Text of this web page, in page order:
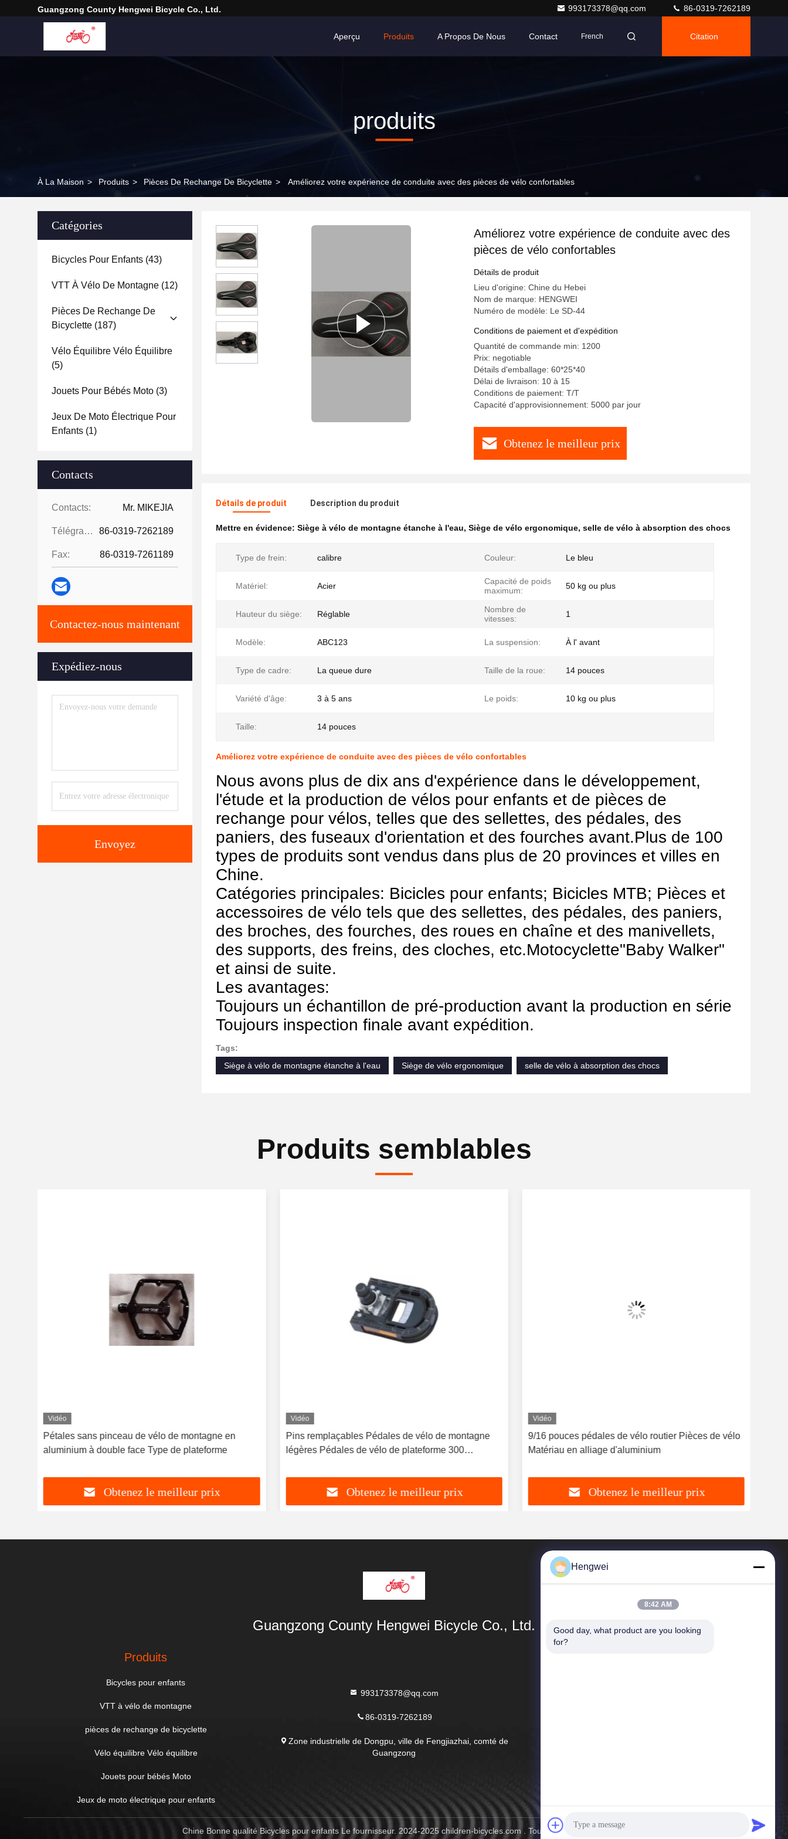
Guangzong County Hengwei Bicycle Co., Ltd. 993173378@qq.com 86-0319-7262189
Aperçu Produits A Propos De Nous Contact French Citation
produits
À La Maison > Produits > Pièces De Rechange De Bicyclette > Améliorez votre expérience de conduite avec des pièces de vélo confortables
Catégories
Bicycles Pour Enfants (43)
VTT À Vélo De Montagne (12)
Pièces De Rechange De
Bicyclette (187)
Vélo Équilibre Vélo Équilibre
(5)
Jouets Pour Bébés Moto (3)
Jeux De Moto Électrique Pour
Enfants (1)
Contacts
Contacts: Mr. MIKEJIA
Télégramme: 86-0319-7262189
Fax: 86-0319-7261189
Contactez-nous maintenant
Expédiez-nous
Envoyez
Améliorez votre expérience de conduite avec des
pièces de vélo confortables
Détails de produit
Lieu d'origine: Chine du Hebei
Nom de marque: HENGWEI
Numéro de modèle: Le SD-44
Conditions de paiement et d'expédition
Quantité de commande min: 1200
Prix: negotiable
Détails d'emballage: 60*25*40
Délai de livraison: 10 à 15
Conditions de paiement: T/T
Capacité d'approvisionnement: 5000 par jour
Obtenez le meilleur prix
Détails de produit Description du produit
Mettre en évidence: Siège à vélo de montagne étanche à l'eau, Siège de vélo ergonomique, selle de vélo à absorption des chocs
Type de frein: calibre Couleur: Le bleu
Matériel: Acier
Capacité de poids
maximum:
50 kg ou plus
Hauteur du siège: Réglable
Nombre de
vitesses:
1
Modèle: ABC123 La suspension: À l' avant
Type de cadre: La queue dure Taille de la roue: 14 pouces
Variété d'âge: 3 à 5 ans Le poids: 10 kg ou plus
Taille: 14 pouces
Améliorez votre expérience de conduite avec des pièces de vélo confortables
Nous avons plus de dix ans d'expérience dans le développement,
l'étude et la production de vélos pour enfants et de pièces de
rechange pour vélos, telles que des sellettes, des pédales, des
paniers, des fuseaux d'orientation et des fourches avant.Plus de 100
types de produits sont vendus dans plus de 20 provinces et villes en
Chine.
Catégories principales: Bicicles pour enfants; Bicicles MTB; Pièces et
accessoires de vélo tels que des sellettes, des pédales, des paniers,
des broches, des fourches, des roues en chaîne et des manivellets,
des supports, des freins, des cloches, etc.Motocyclette"Baby Walker"
et ainsi de suite.
Les avantages:
Toujours un échantillon de pré-production avant la production en série
Toujours inspection finale avant expédition.
Tags:
Siège à vélo de montagne étanche à l'eau
Siège de vélo ergonomique selle de vélo à absorption des chocs
Produits semblables
Vidéo
Pétales sans pinceau de vélo de montagne en
aluminium à double face Type de plateforme
Obtenez le meilleur prix
Vidéo
Pins remplaçables Pédales de vélo de montagne
légères Pédales de vélo de plateforme 300
Obtenez le meilleur prix
Vidéo
9/16 pouces pédales de vélo routier Pièces de vélo
Matériau en alliage d'aluminium
Obtenez le meilleur prix
Guangzong County Hengwei Bicycle Co., Ltd.
Produits
Bicycles pour enfants
VTT à vélo de montagne
pièces de rechange de bicyclette
Vélo équilibre Vélo équilibre
Jouets pour bébés Moto
Jeux de moto électrique pour enfants
993173378@qq.com
86-0319-7262189
Zone industrielle de Dongpu, ville de Fengjiazhai, comté de
Guangzong
Chine Bonne qualité Bicycles pour enfants Le fournisseur. 2024-2025 children-bicycles.com . Tous droits réservés.
Hengwei
8:42 AM
Good day, what product are you looking
for?